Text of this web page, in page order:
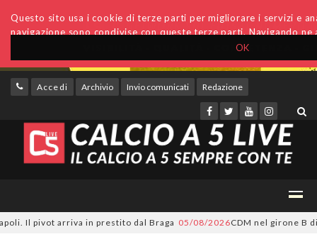
OK
Questo sito usa i cookie di terze parti per migliorare i servizi e
navigazione sono condivise con queste terze parti. Navigando
Accedi Archivio Invio comunicati Redazione
pivot arriva in prestito dal Braga 05/08/2026CDM nel girone B di